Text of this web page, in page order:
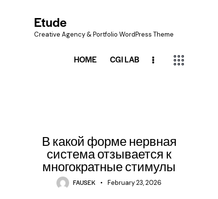
Etude
Creative Agency & Portfolio WordPress Theme
HOME CGI LAB
В какой форме нервная
система отзывается к
многократные стимулы
FAUSEK February 23, 2026